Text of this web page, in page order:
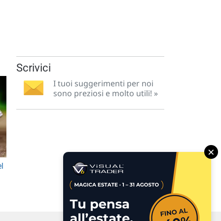
Scrivici
I tuoi suggerimenti per noi
sono preziosi e molto utili! »
×